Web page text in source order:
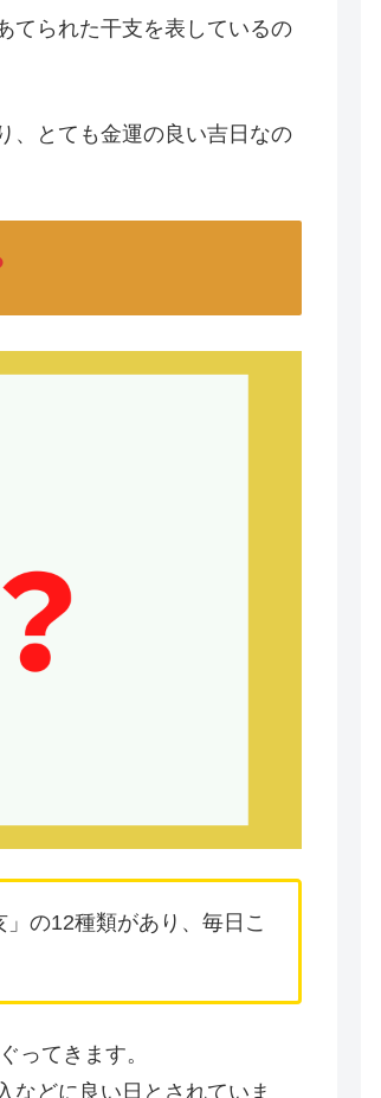
てられた干支を表しているの
、とても金運の良い吉日なの
の12種類があり、毎日こ
ってきます。
などに良い日とされていま